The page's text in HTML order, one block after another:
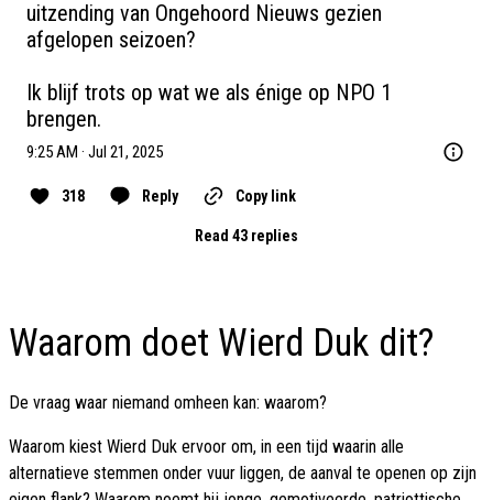
uitzending van Ongehoord Nieuws gezien
afgelopen seizoen?
Ik blijf trots op wat we als énige op NPO 1
brengen.
9:25 AM · Jul 21, 2025
318 Reply Copy link
Read 43 replies
Waarom doet Wierd Duk dit?
De vraag waar niemand omheen kan: waarom?
Waarom kiest Wierd Duk ervoor om, in een tijd waarin alle
alternatieve stemmen onder vuur liggen, de aanval te openen op zijn